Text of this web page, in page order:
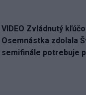
VIDEO Zvládnutý
Osemnástka zdolala
semifinále potrebuje